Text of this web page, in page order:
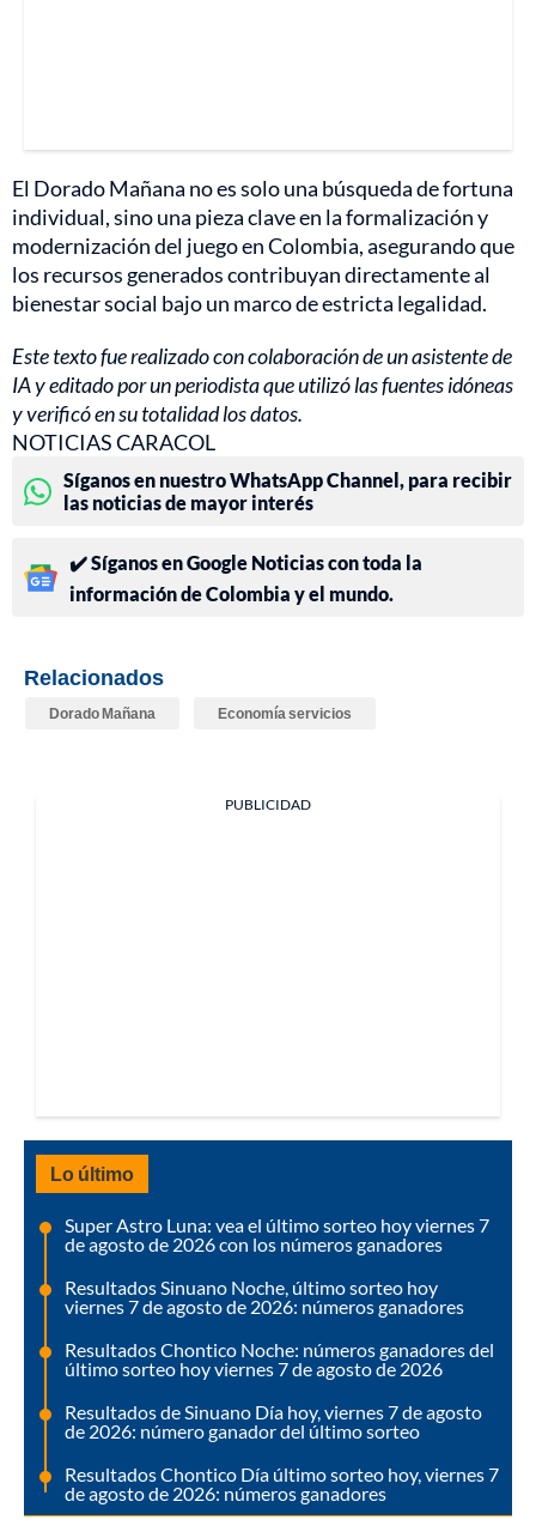
El Dorado Mañana no es solo una búsqueda de fortuna
individual, sino una pieza clave en la formalización y
modernización del juego en Colombia, asegurando que
los recursos generados contribuyan directamente al
bienestar social bajo un marco de estricta legalidad.
Este texto fue realizado con colaboración de un asistente de
IA y editado por un periodista que utilizó las fuentes idóneas
y verificó en su totalidad los datos.
NOTICIAS CARACOL
Síganos en nuestro WhatsApp Channel, para recibir
las noticias de mayor interés
✔️ Síganos en Google Noticias con toda la
información de Colombia y el mundo.
Relacionados
Dorado Mañana Economía servicios
PUBLICIDAD
Lo último
Super Astro Luna: vea el último sorteo hoy viernes 7
de agosto de 2026 con los números ganadores
Resultados Sinuano Noche, último sorteo hoy
viernes 7 de agosto de 2026: números ganadores
Resultados Chontico Noche: números ganadores del
último sorteo hoy viernes 7 de agosto de 2026
Resultados de Sinuano Día hoy, viernes 7 de agosto
de 2026: número ganador del último sorteo
Resultados Chontico Día último sorteo hoy, viernes 7
de agosto de 2026: números ganadores